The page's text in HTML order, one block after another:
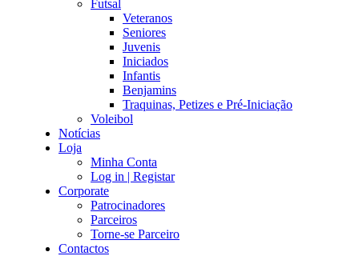
Futsal
Veteranos
Seniores
Juvenis
Iniciados
Infantis
Benjamins
Traquinas, Petizes e Pré-Iniciação
Voleibol
Notícias
Loja
Minha Conta
Log in | Registar
Corporate
Patrocinadores
Parceiros
Torne-se Parceiro
Contactos